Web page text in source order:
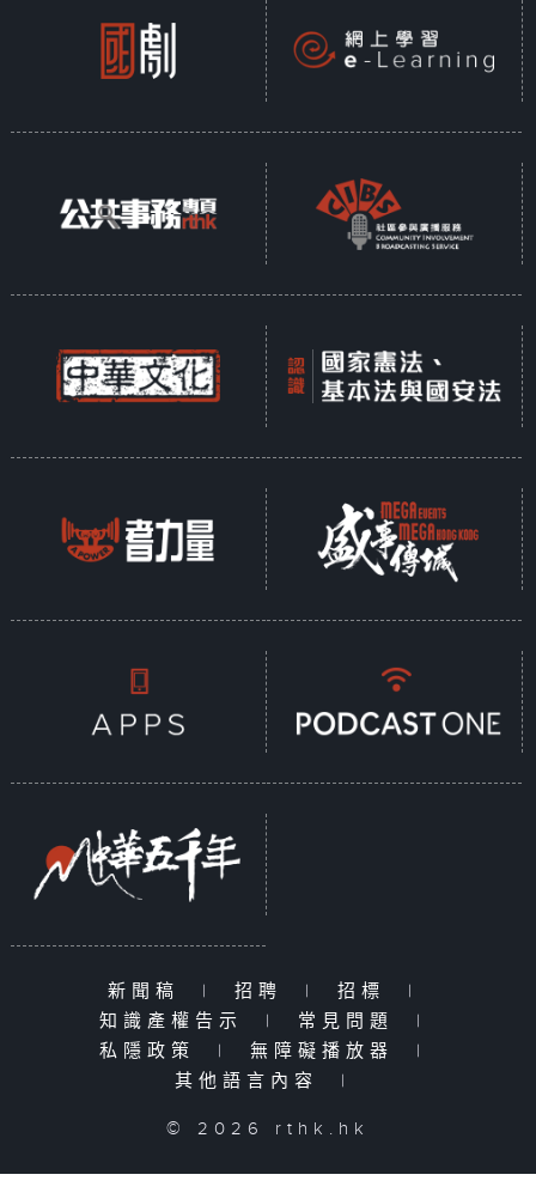
新聞稿 | 招聘 | 招標
|
知識產權告示
| 常見問題
|
私隱政策
| 無障礙播放器
|
其他語言內容
|
© 2026 rthk.hk